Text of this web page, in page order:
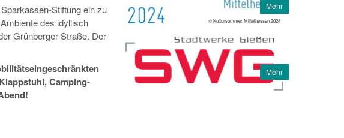
Stiftung ein zu
des idyllisch
Grünberger Straße. Der
Camping-
Mehr
© Kultursommer Mittelhessen 2024
Mehr